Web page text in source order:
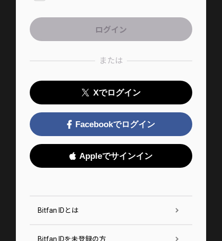
または
Xでログイン
Facebookでログイン
Appleでサインイン
Bitfan IDとは
Bitfan IDを未登録の方